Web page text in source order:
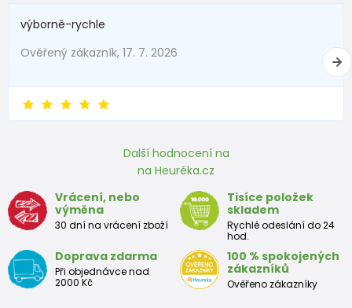
výborně-rychle
Ověřený zákazník, 17. 7. 2026
Další hodnocení na
na Heuréka.cz
Vrácení, nebo
výměna
30 dní na vrácení zboží
Tisíce položek
skladem
Rychlé odeslání do 24
hod.
Doprava zdarma
Při objednávce nad
2000 Kč
100 % spokojených
zákazníků
Ověřeno zákazníky